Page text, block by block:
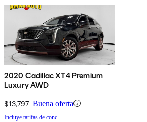
2020 Cadillac XT4 Premium
Luxury AWD
$13,797 Buena oferta
Incluye tarifas de conc.